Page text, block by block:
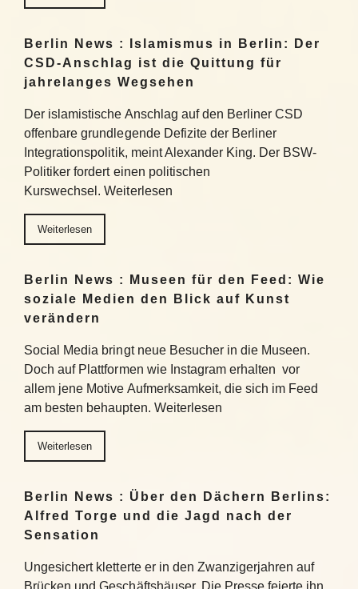
Berlin News : Islamismus in Berlin: Der
CSD-Anschlag ist die Quittung für
jahrelanges Wegsehen
Der islamistische Anschlag auf den Berliner CSD
offenbare grundlegende Defizite der Berliner
Integrationspolitik, meint Alexander King. Der BSW-
Politiker fordert einen politischen
Kurswechsel. Weiterlesen
Weiterlesen
Berlin News : Museen für den Feed: Wie
soziale Medien den Blick auf Kunst
verändern
Social Media bringt neue Besucher in die Museen.
Doch auf Plattformen wie Instagram erhalten vor
allem jene Motive Aufmerksamkeit, die sich im Feed
am besten behaupten. Weiterlesen
Weiterlesen
Berlin News : Über den Dächern Berlins:
Alfred Torge und die Jagd nach der
Sensation
Ungesichert kletterte er in den Zwanzigerjahren auf
Brücken und Geschäftshäuser. Die Presse feierte ihn,